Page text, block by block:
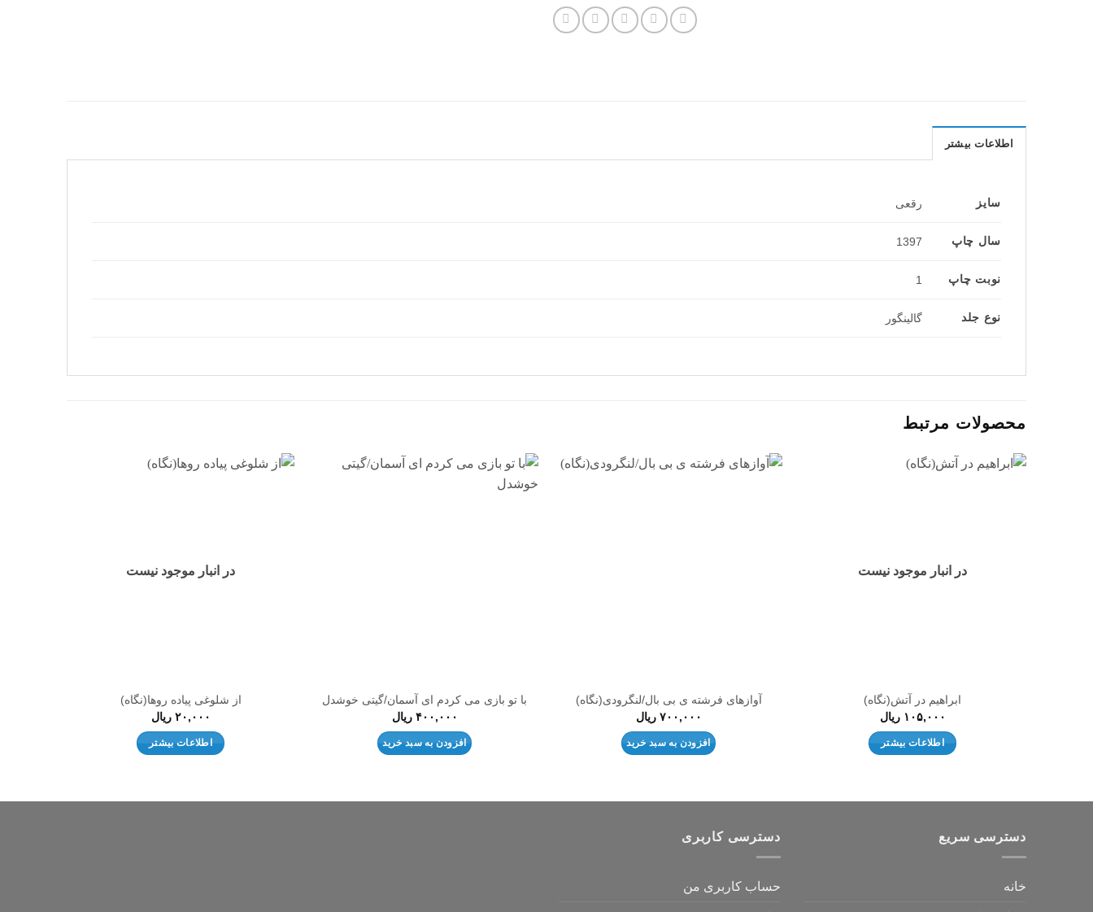
اطلاعات بیشتر
سایز رقعی
سال چاپ 1397
نوبت چاپ 1
نوع جلد گالینگور
محصولات مرتبط
در انبار موجود نیست
ابراهیم در آتش(نگاه)
۱۰۵,۰۰۰ ریال
اطلاعات بیشتر
آوازهای فرشته ی بی بال/لنگرودی(نگاه)
۷۰۰,۰۰۰ ریال
افزودن به سبد خرید
با تو بازی می کردم ای آسمان/گیتی خوشدل
۴۰۰,۰۰۰ ریال
افزودن به سبد خرید
در انبار موجود نیست
از شلوغی پیاده روها(نگاه)
۲۰,۰۰۰ ریال
اطلاعات بیشتر
دسترسی سریع
خانه
دسترسی کاربری
حساب کاربری من